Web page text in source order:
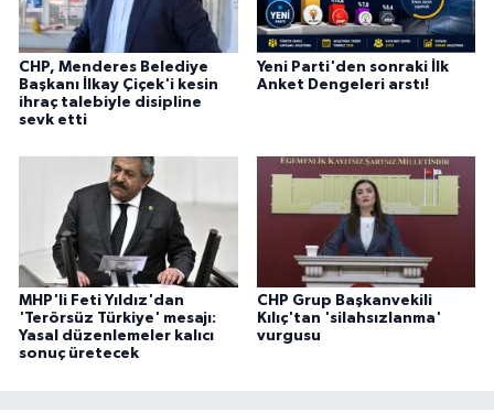
CHP, Menderes Belediye
Başkanı İlkay Çiçek'i kesin
ihraç talebiyle disipline
sevk etti
Yeni Parti'den sonraki İlk
Anket Dengeleri arstı!
MHP'li Feti Yıldız'dan
'Terörsüz Türkiye' mesajı:
Yasal düzenlemeler kalıcı
sonuç üretecek
CHP Grup Başkanvekili
Kılıç'tan 'silahsızlanma'
vurgusu